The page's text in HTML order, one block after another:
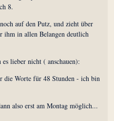
8.
auf den Putz, und zieht über
ihm in allen Belangen deutlich
es lieber nicht ( anschauen):
die Worte für 48 Stunden - ich bin
also erst am Montag möglich...